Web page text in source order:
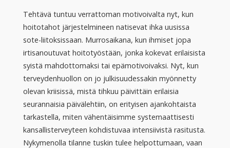
Tehtävä tuntuu verrattoman motivoivalta nyt, kun
hoitotahot järjestelmineen natisevat ihka uusissa
sote-liitoksissaan. Murrosaikana, kun ihmiset jopa
irtisanoutuvat hoitotyöstään, jonka kokevat erilaisista
syistä mahdottomaksi tai epämotivoivaksi. Nyt, kun
terveydenhuollon on jo julkisuudessakin myönnetty
olevan kriisissä, mistä tihkuu päivittäin erilaisia
seurannaisia päivälehtiin, on erityisen ajankohtaista
tarkastella, miten vähentäisimme systemaattisesti
kansallisterveyteen kohdistuvaa intensiivistä rasitusta.
Nykymenolla tilanne tuskin tulee helpottumaan, vaan